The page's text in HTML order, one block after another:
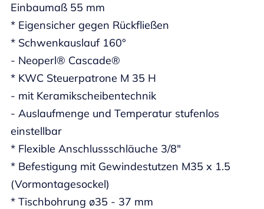
Einbaumaß 55 mm
* Eigensicher gegen Rückfließen
* Schwenkauslauf 160°
- Neoperl® Cascade®
* KWC Steuerpatrone M 35 H
- mit Keramikscheibentechnik
- Auslaufmenge und Temperatur stufenlos
einstellbar
* Flexible Anschlussschläuche 3/8"
* Befestigung mit Gewindestutzen M35 x 1.5
(Vormontagesockel)
* Tischbohrung ø35 - 37 mm